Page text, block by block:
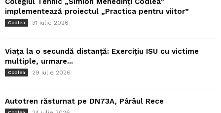
implementează proiectul „Practica pentru viitor”
Codlea 31 iulie 2026
Viața la o secundă distanță: Exercițiu ISU cu victime
multiple, urmare...
Codlea 29 iulie 2026
Autotren răsturnat pe DN73A, Pârâul Rece